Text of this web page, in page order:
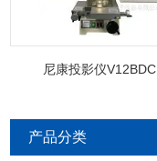
尼康投影仪V12BDC
产品分类